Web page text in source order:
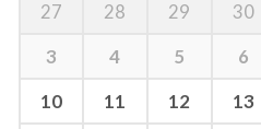
27 28 29 30
3 4 5 6
10 11 12 13